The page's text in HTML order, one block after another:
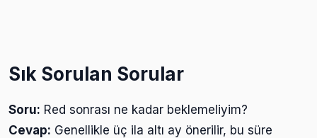
Sık Sorulan Sorular
Soru: Red sonrası ne kadar beklemeliyim?
Cevap: Genellikle üç ila altı ay önerilir, bu süre